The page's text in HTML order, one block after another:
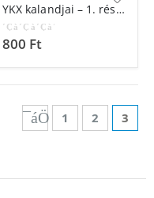
YKX kalandjai – 1. rész A csapda
0out of 5
800 Ft
1 2 3